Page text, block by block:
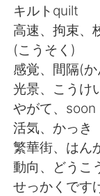
Deutsch
한국어
ไทย
Türkçe
Português
キルトquilt
高速、拘束、
(こうそく)
感覚、間隔(
光景、こうけ
やがて、soon
活気、かっき
繁華街、はん
動向、どうこ
せっかくです